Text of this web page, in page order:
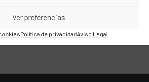
Ver preferencias
Política de privacidadAviso Legal